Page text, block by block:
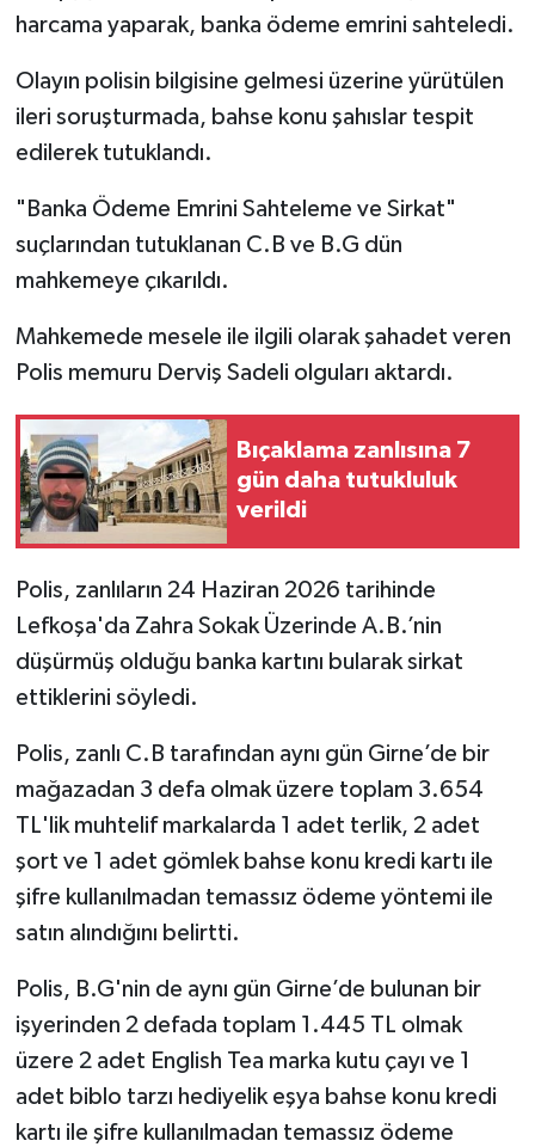
harcama yaparak, banka ödeme emrini sahteledi.
Olayın polisin bilgisine gelmesi üzerine yürütülen
ileri soruşturmada, bahse konu şahıslar tespit
edilerek tutuklandı.
"Banka Ödeme Emrini Sahteleme ve Sirkat"
suçlarından tutuklanan C.B ve B.G dün
mahkemeye çıkarıldı.
Mahkemede mesele ile ilgili olarak şahadet veren
Polis memuru Derviş Sadeli olguları aktardı.
Bıçaklama zanlısına 7
gün daha tutukluluk
verildi
Polis, zanlıların 24 Haziran 2026 tarihinde
Lefkoşa'da Zahra Sokak Üzerinde A.B.’nin
düşürmüş olduğu banka kartını bularak sirkat
ettiklerini söyledi.
Polis, zanlı C.B tarafından aynı gün Girne’de bir
mağazadan 3 defa olmak üzere toplam 3.654
TL'lik muhtelif markalarda 1 adet terlik, 2 adet
şort ve 1 adet gömlek bahse konu kredi kartı ile
şifre kullanılmadan temassız ödeme yöntemi ile
satın alındığını belirtti.
Polis, B.G'nin de aynı gün Girne’de bulunan bir
işyerinden 2 defada toplam 1.445 TL olmak
üzere 2 adet English Tea marka kutu çayı ve 1
adet biblo tarzı hediyelik eşya bahse konu kredi
kartı ile şifre kullanılmadan temassız ödeme